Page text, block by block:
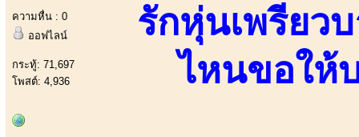
ความหื่น : 0
ออฟไลน์
กระทู้: 71,697
โพสต์: 4,936
รักหุ่นเพรียว
ไหนขอให้